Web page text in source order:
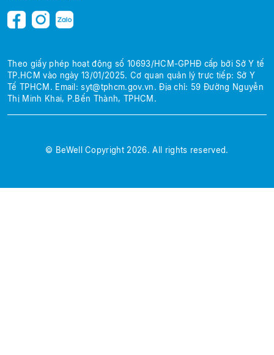
Theo giấy phép hoạt động số 10693/HCM-GPHĐ cấp bởi Sở Y tế
TP.HCM vào ngày 13/01/2025. Cơ quan quản lý trực tiếp: Sở Y
Tế TPHCM. Email:syt@tphcm.gov.vn.Địa chỉ: 59 Đường Nguyễn
Thị Minh Khai, P.Bến Thành, TPHCM.
© BeWell Copyright 2026. All rights reserved.